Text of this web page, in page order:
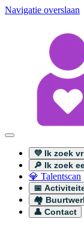
Navigatie overslaan
💜 Ik zoek
🔎 Ik zoek
💎 Talentscan
📅
🏘️
👤 Contact